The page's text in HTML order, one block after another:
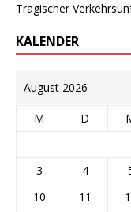
Tragischer
KALENDER
August 2026
M D
3
4
10
11